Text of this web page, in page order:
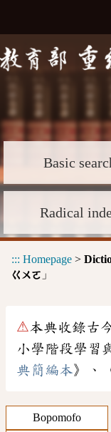
Basic
Radical
::: Homepage >
ㄍㄨㄛ 」
⚠本典收錄古
小學階段學習
典簡編本》、
Bopomofo